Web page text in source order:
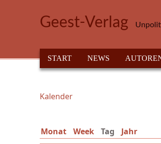
Geest-Verlag
HAUPTMENÜ
START NEWS
Sie sind hier
Kalender
Monat Week Tag (aktiver
Jahr